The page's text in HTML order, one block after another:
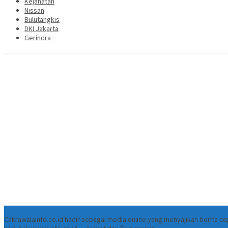
Nissan
Bulutangkis
DKI Jakarta
Gerindra
Cakrawalainfo.co.id hadir sebagai media online yang menyajikan berita